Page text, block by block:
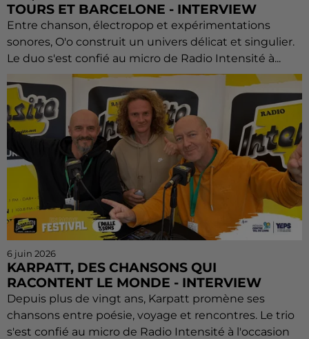
TOURS ET BARCELONE - INTERVIEW
Entre chanson, électropop et expérimentations
sonores, O'o construit un univers délicat et singulier.
Le duo s'est confié au micro de Radio Intensité à...
6 juin 2026
KARPATT, DES CHANSONS QUI
RACONTENT LE MONDE - INTERVIEW
Depuis plus de vingt ans, Karpatt promène ses
chansons entre poésie, voyage et rencontres. Le trio
s'est confié au micro de Radio Intensité à l'occasion